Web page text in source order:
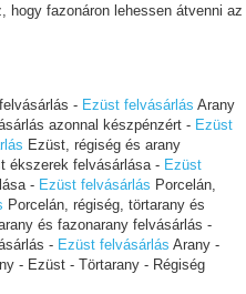
hogy fazonáron lehessen átvenni az
- Ezüst felvásárlás Arany
azonnal készpénzért - Ezüst
Ezüst, régiség és arany
ékszerek felvásárlása - Ezüst
- Ezüst felvásárlás Porcelán,
Porcelán, régiség, törtarany és
és fazonarany felvásárlás -
- Ezüst felvásárlás Arany -
- Ezüst - Törtarany - Régiség